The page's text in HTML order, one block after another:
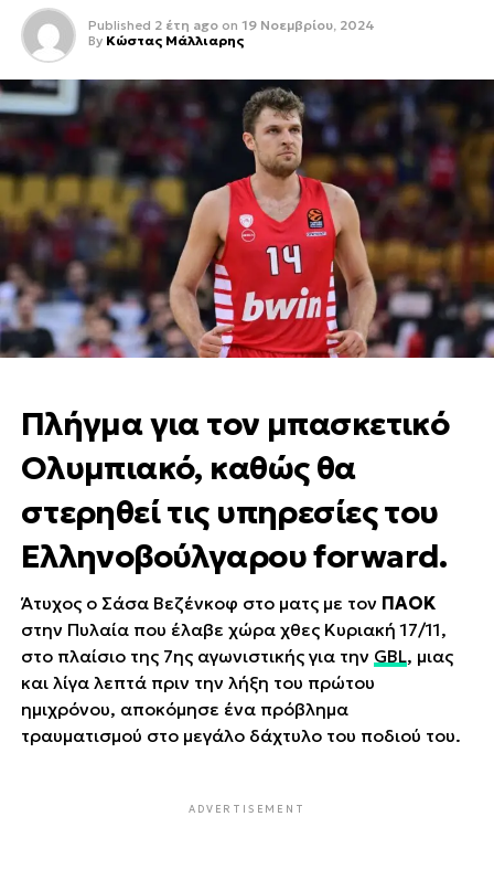
Published 2 έτη ago on 19 Νοεμβρίου, 2024
By Κώστας Μάλλιαρης
Πλήγμα για τον μπασκετικό
Ολυμπιακό, καθώς θα
στερηθεί τις υπηρεσίες του
Ελληνοβούλγαρου forward.
Άτυχος ο Σάσα Βεζένκοφ στο ματς με τον ΠΑΟΚ
στην Πυλαία που έλαβε χώρα χθες Κυριακή 17/11,
στο πλαίσιο της 7ης αγωνιστικής για την GBL, μιας
και λίγα λεπτά πριν την λήξη του πρώτου
ημιχρόνου, αποκόμησε ένα πρόβλημα
τραυματισμού στο μεγάλο δάχτυλο του ποδιού του.
ADVERTISEMENT